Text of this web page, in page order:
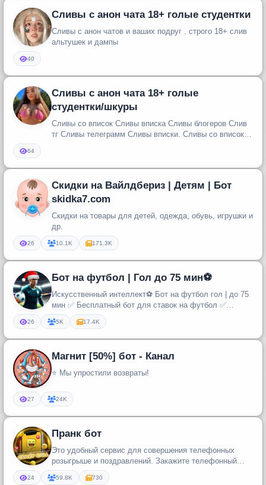
Сливы с анон чата 18+ голые студентки
Сливы с анон чатов и ваших подруг . строго 18+ слив
альтушек и дампы
40
Сливы с анон чата 18+ голые
студентки/шкуры
Сливы со вписок Сливы вписка Сливы блогеров Слив
тг Сливы телеграмм Сливы вписки. Сливы со вписок
64
Скидки на Вайлдбериз | Детям | Бот
skidka7.com
Скидки на товары для детей, одежда, обувь, игрушки и
др.
26 10.1K 171.3K
Бот на футбол | Гол до 75 мин⚽️
Искусственный интеллект⚽️ Бот на футбол гол | до 75
мин ✅ Бесплатный бот для ставок на футбол ✅
Алгоритм на гол до 75 ми...
26 5K 17.4K
Магнит [50%] бот - Канал
⭐️ Мы упростили возвраты!
27 24K
Пранк бот
Это удобный сервис для совершения телефонных
розыгрыше и поздравлений. Закажите телефонный
пранк звонок, чтобы разыграть...
24 59.8K 730